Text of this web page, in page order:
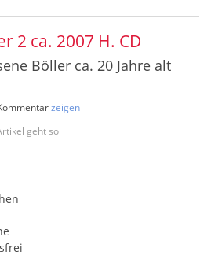
2 ca. 2007 H. CD
Böller ca. 20 Jahre alt
geht so
zeigen